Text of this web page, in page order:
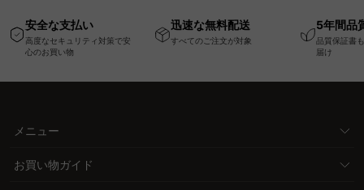
ー機能搭載ワークデス
ク
ァ
安全な支払い
高度なセキュリティ対策で安
心のお買い物
迅速な無料配送
すべてのご注文が対象
5年間品
品質保証書
届け
メニュー
お買い物ガイド